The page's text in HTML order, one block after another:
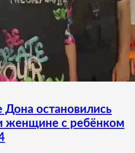
Дона остановились
женщине с ребёнком